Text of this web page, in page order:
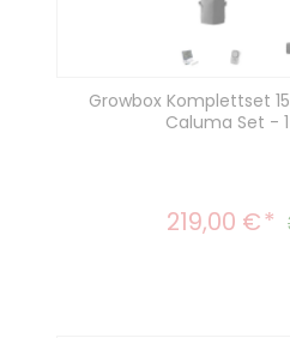
Growbox Komplettset
Caluma Set -
219,00 €